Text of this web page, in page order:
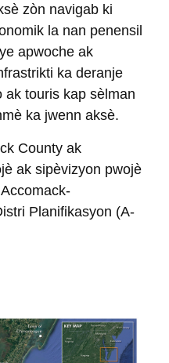
zòn navigab ki
la nan penensil
apwoche ak
ka deranje
ak touris kap sèlman
ka jwenn aksè.
County ak
ak sipèvizyon pwojè
Planifikasyon (A-